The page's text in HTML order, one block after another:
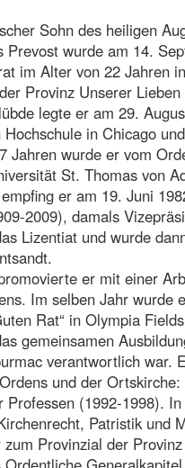
Sohn des heiligen
Prevost wurde am 14.
im Alter von 22 Jahren
Provinz Unserer
legte er am 29.
Hochschule in Chicago
Jahren wurde er vom
St. Thomas von
er am 19. Juni
2009), damals
Lizentiat und wurde
er mit einer
Im selben Jahr wurde
Rat“ in Olympia
gemeinsamen
verantwortlich war.
und der
Professen (1992-1998).
Patristik und
zum Provinzial der